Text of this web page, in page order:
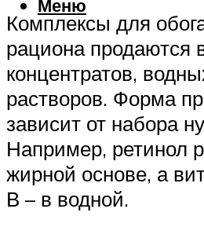
Меню
Комплексы для
рациона продаются
концентратов,
растворов. Форма
зависит от набора
Например, ретинол
жирной основе, а
В – в водной.